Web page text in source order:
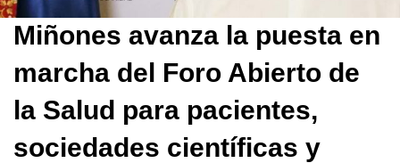
Miñones avanza la puesta en
marcha del Foro Abierto de
la Salud para pacientes,
sociedades científicas y